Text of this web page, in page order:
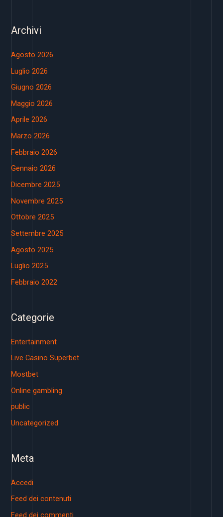
Archivi
Agosto 2026
Luglio 2026
Giugno 2026
Maggio 2026
Aprile 2026
Marzo 2026
Febbraio 2026
Gennaio 2026
Dicembre 2025
Novembre 2025
Ottobre 2025
Settembre 2025
Agosto 2025
Luglio 2025
Febbraio 2022
Categorie
Entertainment
Live Casino Superbet
Mostbet
Online gambling
public
Uncategorized
Meta
Accedi
Feed dei contenuti
Feed dei commenti